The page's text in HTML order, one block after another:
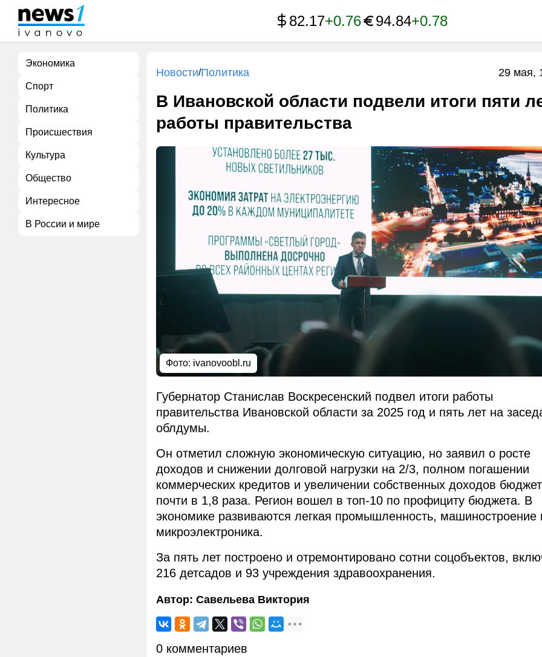
82.17+0.76 94.84+0.78
Экономика
Спорт
Политика
Происшествия
Культура
Общество
Интересное
В России и мире
Новости/Политика 29 мая,
В Ивановской области подвели итоги пяти
работы правительства
Фото: ivanovoobl.ru
Губернатор Станислав Воскресенский подвел итоги работы
правительства Ивановской области за 2025 год и пять лет на
облдумы.
Он отметил сложную экономическую ситуацию, но заявил о росте
доходов и снижении долговой нагрузки на 2/3, полном погашении
коммерческих кредитов и увеличении собственных доходов
почти в 1,8 раза. Регион вошел в топ-10 по профициту бюджета. В
экономике развиваются легкая промышленность, машиностроение
микроэлектроника.
За пять лет построено и отремонтировано сотни соцобъектов,
216 детсадов и 93 учреждения здравоохранения.
Автор: Савельева Виктория
0 комментариев